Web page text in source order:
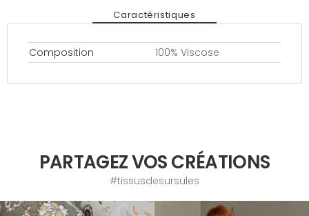
Caractéristiques
Composition 100% Viscose
PARTAGEZ VOS CRÉATIONS
#tissusdesursules